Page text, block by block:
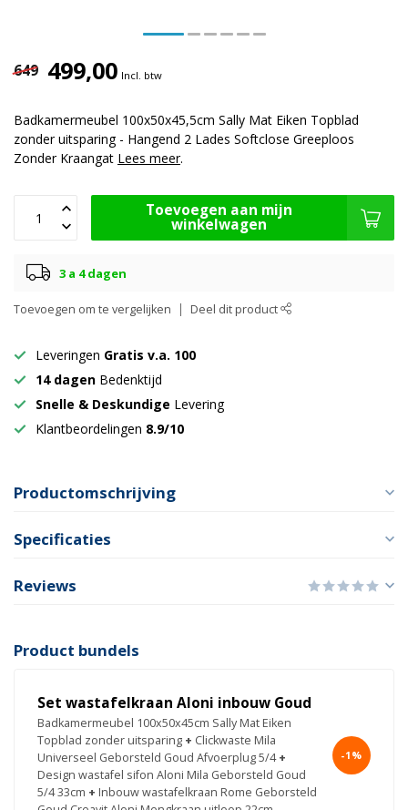
649 499,00 Incl. btw
Badkamermeubel 100x50x45,5cm Sally Mat Eiken Topblad
zonder uitsparing - Hangend 2 Lades Softclose Greeploos
Zonder Kraangat Lees meer.
Toevoegen aan mijn
winkelwagen
3 a 4 dagen
Toevoegen om te vergelijken Deel dit product
Leveringen Gratis v.a. 100
14 dagen Bedenktijd
Snelle & Deskundige Levering
Klantbeordelingen 8.9/10
Productomschrijving
Specificaties
Reviews
Product bundels
Set wastafelkraan Aloni inbouw Goud
Badkamermeubel 100x50x45cm Sally Mat Eiken
Topblad zonder uitsparing + Clickwaste Mila
Universeel Geborsteld Goud Afvoerplug 5/4 +
Design wastafel sifon Aloni Mila Geborsteld Goud
5/4 33cm + Inbouw wastafelkraan Rome Geborsteld
-1%